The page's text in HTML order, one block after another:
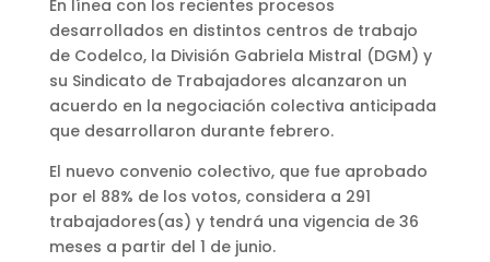
En línea con los recientes procesos
desarrollados en distintos centros de trabajo
de Codelco, la División Gabriela Mistral (DGM) y
su Sindicato de Trabajadores alcanzaron un
acuerdo en la negociación colectiva anticipada
que desarrollaron durante febrero.
El nuevo convenio colectivo, que fue aprobado
por el 88% de los votos, considera a 291
trabajadores(as) y tendrá una vigencia de 36
meses a partir del 1 de junio.